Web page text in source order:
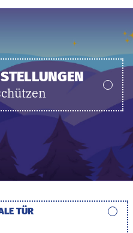
TÜR